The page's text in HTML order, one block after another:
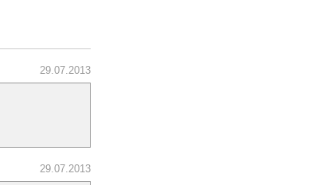
29.07.2013
29.07.2013